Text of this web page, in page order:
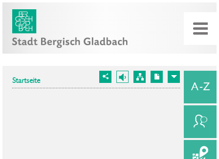
Startseite